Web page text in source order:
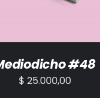
#48
$ 25.000,00